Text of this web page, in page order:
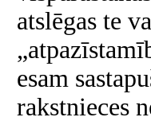
atslēgas te
esam
rakstnieces